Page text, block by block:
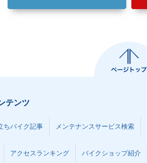
テンツ
ちバイク記事 メンテナンスサービス検索
アクセスランキング バイクショップ紹介